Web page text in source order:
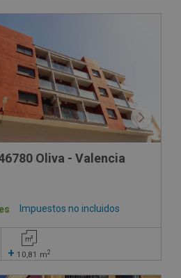
Oliva - Valencia
Impuestos no incluidos
+ 10,81 m2